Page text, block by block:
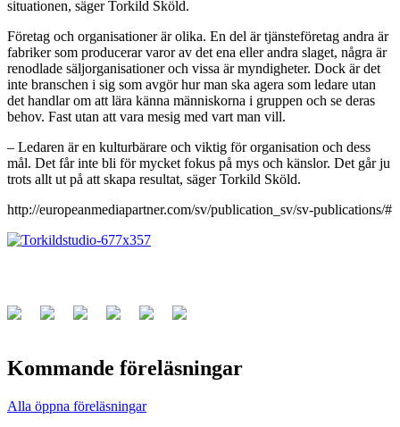
situationen, säger Torkild Sköld.
Företag och organisationer är olika. En del är tjänsteföretag andra är
fabriker som producerar varor av det ena eller andra slaget, några är
renodlade säljorganisationer och vissa är myndigheter. Dock är det
inte branschen i sig som avgör hur man ska agera som ledare utan
det handlar om att lära känna människorna i gruppen och se deras
behov. Fast utan att vara mesig med vart man vill.
– Ledaren är en kulturbärare och viktig för organisation och dess
mål. Det får inte bli för mycket fokus på mys och känslor. Det går ju
trots allt ut på att skapa resultat, säger Torkild Sköld.
http://europeanmediapartner.com/sv/publication_sv/sv-publications/#
Kommande föreläsningar
Alla öppna föreläsningar